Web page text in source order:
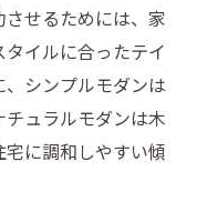
せるためには、家
イルに合ったテイ
シンプルモダンは
ュラルモダンは木
に調和しやすい傾